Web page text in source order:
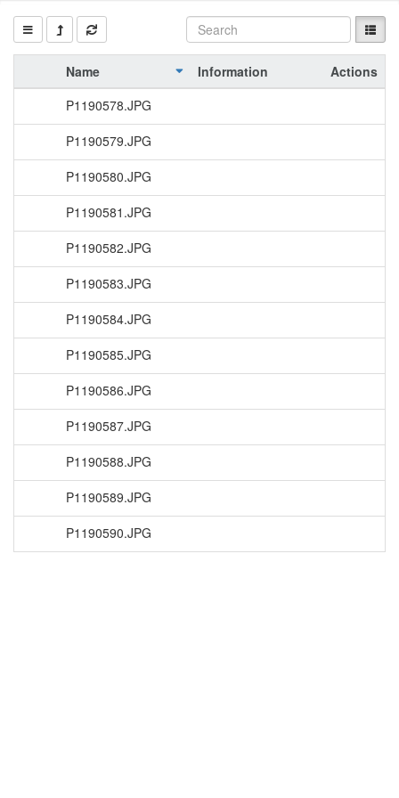
Name Information
Actions
P1190578.JPG
P1190579.JPG
P1190580.JPG
P1190581.JPG
P1190582.JPG
P1190583.JPG
P1190584.JPG
P1190585.JPG
P1190586.JPG
P1190587.JPG
P1190588.JPG
P1190589.JPG
P1190590.JPG